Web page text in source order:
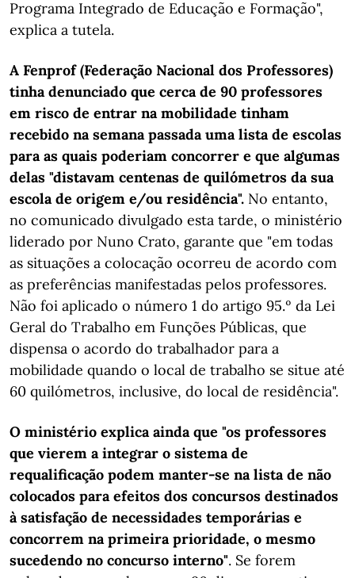
Programa Integrado de Educação e Formação",
explica a tutela.
A Fenprof (Federação Nacional dos Professores)
tinha denunciado que cerca de 90 professores
em risco de entrar na mobilidade tinham
recebido na semana passada uma lista de escolas
para as quais poderiam concorrer e que algumas
delas "distavam centenas de quilómetros da sua
escola de origem e/ou residência". No entanto,
no comunicado divulgado esta tarde, o ministério
liderado por Nuno Crato, garante que "em todas
as situações a colocação ocorreu de acordo com
as preferências manifestadas pelos professores.
Não foi aplicado o número 1 do artigo 95.º da Lei
Geral do Trabalho em Funções Públicas, que
dispensa o acordo do trabalhador para a
mobilidade quando o local de trabalho se situe até
60 quilómetros, inclusive, do local de residência".
O ministério explica ainda que "os professores
que vierem a integrar o sistema de
requalificação podem manter-se na lista de não
colocados para efeitos dos concursos destinados
à satisfação de necessidades temporárias e
concorrem na primeira prioridade, o mesmo
sucedendo no concurso interno". Se forem